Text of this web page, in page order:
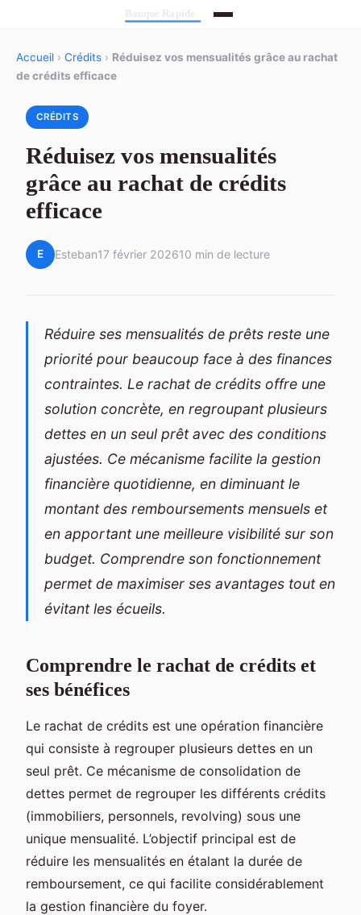
Accueil › Crédits › Réduisez vos mensualités grâce au rachat
de crédits efficace
CRÉDITS
Réduisez vos mensualités
grâce au rachat de crédits
efficace
E Esteban17 février 202610 min de lecture
Réduire ses mensualités de prêts reste une
priorité pour beaucoup face à des finances
contraintes. Le rachat de crédits offre une
solution concrète, en regroupant plusieurs
dettes en un seul prêt avec des conditions
ajustées. Ce mécanisme facilite la gestion
financière quotidienne, en diminuant le
montant des remboursements mensuels et
en apportant une meilleure visibilité sur son
budget. Comprendre son fonctionnement
permet de maximiser ses avantages tout en
évitant les écueils.
Comprendre le rachat de crédits et
ses bénéfices
Le rachat de crédits est une opération financière
qui consiste à regrouper plusieurs dettes en un
seul prêt. Ce mécanisme de consolidation de
dettes permet de regrouper les différents crédits
(immobiliers, personnels, revolving) sous une
unique mensualité. L’objectif principal est de
réduire les mensualités en étalant la durée de
remboursement, ce qui facilite considérablement
la gestion financière du foyer.